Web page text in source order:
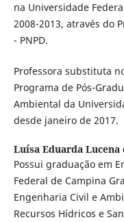
na Universidade
2008-2013, através do
- PNPD.
Professora substituta
Programa de Pós-
Ambiental da
desde janeiro de 2017.
Luísa Eduarda Lucena
Possui graduação em
Federal de Campina
Engenharia Civil e
Recursos Hídricos e